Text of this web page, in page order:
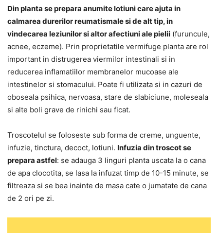
Din planta se prepara anumite lotiuni care ajuta in
calmarea durerilor reumatismale si de alt tip, in
vindecarea leziunilor si altor afectiuni ale pielii (furuncule,
acnee, eczeme). Prin proprietatile vermifuge planta are rol
important in distrugerea viermilor intestinali si in
reducerea inflamatiilor membranelor mucoase ale
intestinelor si stomacului. Poate fi utilizata si in cazuri de
oboseala psihica, nervoasa, stare de slabiciune, moleseala
si alte boli grave de rinichi sau ficat.
Troscotelul se foloseste sub forma de creme, unguente,
infuzie, tinctura, decoct, lotiuni. Infuzia din troscot se
prepara astfel: se adauga 3 linguri planta uscata la o cana
de apa clocotita, se lasa la infuzat timp de 10-15 minute, se
filtreaza si se bea inainte de masa cate o jumatate de cana
de 2 ori pe zi.